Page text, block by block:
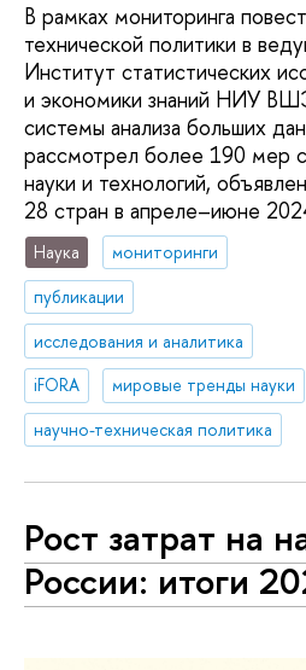
В рамках мониторинга
технической политики в
Институт статистических
и экономики знаний НИУ
системы анализа больших
рассмотрел более 190 мер
науки и технологий,
28 стран в апреле–июне
Наука
мониторинги
публикации
исследования и аналитика
iFORA
мировые тренды науки
научно-техническая политика
Рост затрат на
России: итоги